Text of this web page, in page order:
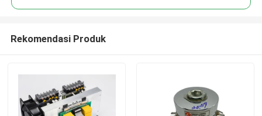
Rekomendasi Produk